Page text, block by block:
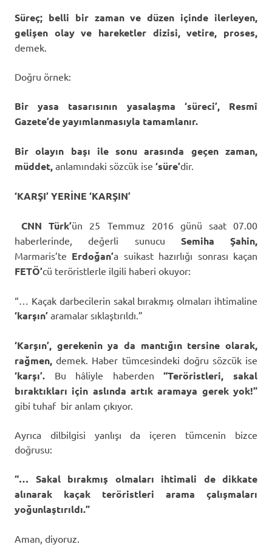
Süreç; belli bir zaman ve düzen içinde ilerleyen,
gelişen olay ve hareketler dizisi, vetire, proses,
demek.
Doğru örnek:
Bir yasa tasarısının yasalaşma ‘süreci’, Resmî
Gazete’de yayımlanmasıyla tamamlanır.
Bir olayın başı ile sonu arasında geçen zaman,
müddet, anlamındaki sözcük ise ‘süre’dir.
‘KARŞI’ YERİNE ‘KARŞIN’
CNN Türk’ün 25 Temmuz 2016 günü saat 07.00
haberlerinde, değerli sunucu Semiha Şahin,
Marmaris’te Erdoğan’a suikast hazırlığı sonrası kaçan
FETÖ’cü teröristlerle ilgili haberi okuyor:
“… Kaçak darbecilerin sakal bırakmış olmaları ihtimaline
‘karşın’ aramalar sıklaştırıldı.”
‘Karşın’, gerekenin ya da mantığın tersine olarak,
rağmen,demek. Haber tümcesindeki doğru sözcük ise
‘karşı’. Bu hâliyle haberden“Teröristleri, sakal
bıraktıkları için aslında artık aramaya gerek yok!”
gibi tuhaf bir anlam çıkıyor.
Ayrıca dilbilgisi yanlışı da içeren tümcenin bizce
doğrusu:
“… Sakal bırakmış olmaları ihtimali de dikkate
alınarak kaçak teröristleri arama çalışmaları
yoğunlaştırıldı.”
Aman, diyoruz.